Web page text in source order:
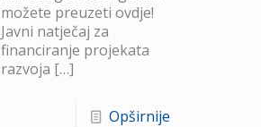
možete preuzeti ovdje!
Javni natječaj za
financiranje projekata
razvoja […]
Opširnije